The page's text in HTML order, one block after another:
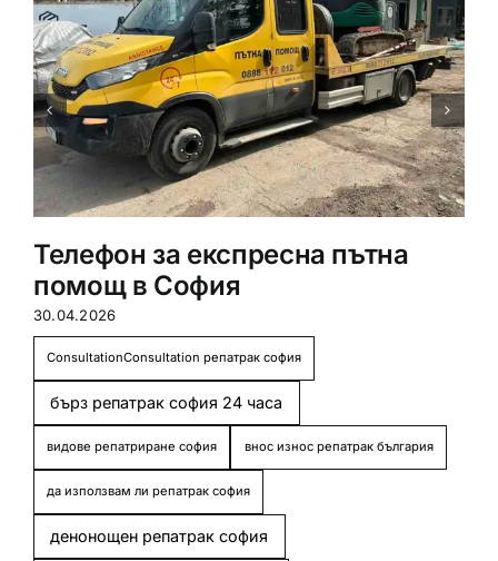
Телефон за експресна пътна
помощ в София
30.04.2026
ConsultationConsultation репатрак софия
бърз репатрак софия 24 часа
видове репатриране софия внос износ репатрак българия
да използвам ли репатрак софия
денонощен репатрак софия